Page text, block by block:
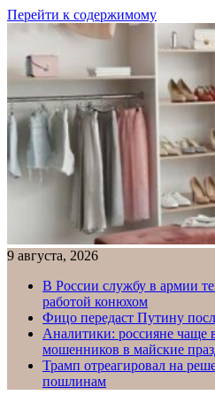
Перейти к содержимому
9 августа, 2026
В России службу в армии
работой конюхом
Фицо передаст Путину
Аналитики: россияне чаще
мошенников в майские
Трамп отреагировал на
пошлинам